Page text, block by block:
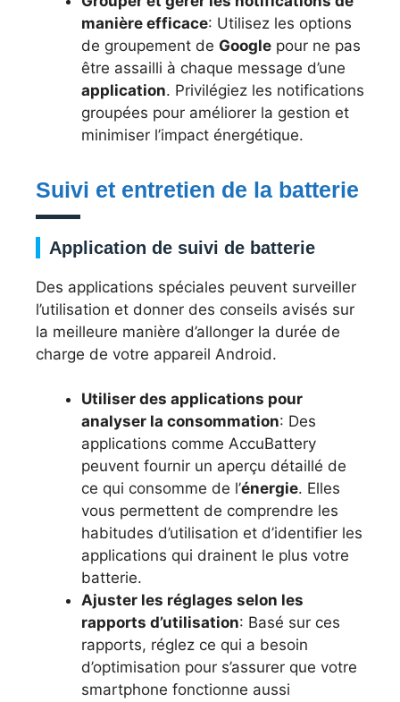
manière efficace: Utilisez les options
de groupement de Google pour ne pas
être assailli à chaque message d’une
application. Privilégiez les notifications
groupées pour améliorer la gestion et
minimiser l’impact énergétique.
Suivi et entretien de la batterie
Application de suivi de batterie
Des applications spéciales peuvent surveiller
l’utilisation et donner des conseils avisés sur
la meilleure manière d’allonger la durée de
charge de votre appareil Android.
Utiliser des applications pour
analyser la consommation: Des
applications comme AccuBattery
peuvent fournir un aperçu détaillé de
ce qui consomme de l’énergie. Elles
vous permettent de comprendre les
habitudes d’utilisation et d’identifier les
applications qui drainent le plus votre
batterie.
Ajuster les réglages selon les
rapports d’utilisation: Basé sur ces
rapports, réglez ce qui a besoin
d’optimisation pour s’assurer que votre
smartphone fonctionne aussi